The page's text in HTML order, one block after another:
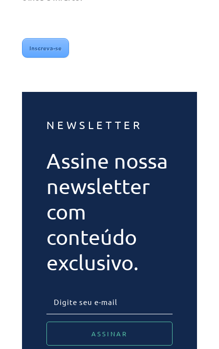
Inscreva-se
NEWSLETTER
Assine nossa
newsletter
com
conteúdo
exclusivo.